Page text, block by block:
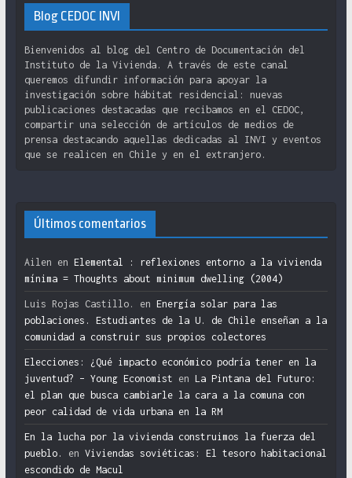
Blog CEDOC INVI
Bienvenidos al blog del Centro de Documentación del
Instituto de la Vivienda. A través de este canal
queremos difundir información para apoyar la
investigación sobre hábitat residencial: nuevas
publicaciones destacadas que recibamos en el CEDOC,
compartir una selección de artículos de medios de
prensa destacando aquellas dedicadas al INVI y eventos
que se realicen en Chile y en el extranjero.
Últimos comentarios
Ailen en Elemental : reflexiones entorno a la vivienda
mínima = Thoughts about minimum dwelling (2004)
Luis Rojas Castillo. en Energía solar para las
poblaciones. Estudiantes de la U. de Chile enseñan a la
comunidad a construir sus propios colectores
Elecciones: ¿Qué impacto económico podría tener en la
juventud? – Young Economist en La Pintana del Futuro:
el plan que busca cambiarle la cara a la comuna con
peor calidad de vida urbana en la RM
En la lucha por la vivienda construimos la fuerza del
pueblo.
en Viviendas soviéticas: El tesoro habitacional
escondido de Macul